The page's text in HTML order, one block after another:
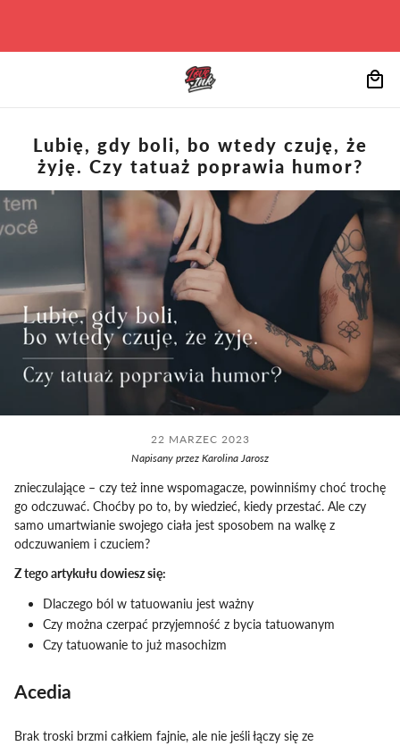
Lubię, gdy boli, bo wtedy czuję, że
żyję. Czy tatuaż poprawia humor?
22 MARZEC 2023
Napisany przez Karolina Jarosz
znieczulające – czy też inne wspomagacze, powinniśmy choć trochę
go odczuwać. Choćby po to, by wiedzieć, kiedy przestać. Ale czy
samo umartwianie swojego ciała jest sposobem na walkę z
odczuwaniem i czuciem?
Z tego artykułu dowiesz się:
Dlaczego ból w tatuowaniu jest ważny
Czy można czerpać przyjemność z bycia tatuowanym
Czy tatuowanie to już masochizm
Acedia
Brak troski brzmi całkiem fajnie, ale nie jeśli łączy się ze